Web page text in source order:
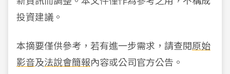
投資建議。
本摘要僅供參考，若有進一步需求，請查閱原始
影音及法說會簡報內容或公司官方公告。